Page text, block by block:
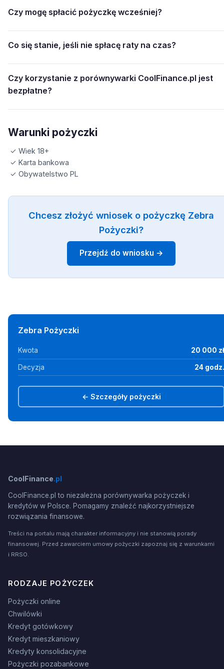
Czy mogę spłacić pożyczkę wcześniej?
Co się stanie, jeśli nie spłacę raty na czas?
Czy korzystanie z porównywarki CoolFinance.pl jest
bezpłatne?
Warunki pożyczki
✓ Wiek 18+
✓ Karta bankowa
✓ Obywatelstwo PL
Chcesz złożyć wniosek o pożyczkę Zebra
Pożyczki?
Przejdź do wniosku →
Zebra Pożyczki
Kwota 20 000 zł
Decyzja 24 godz.
← Szczegóły pożyczki
CoolFinance.pl
CoolFinance.pl to niezależna porównywarka pożyczek i
kredytów w Polsce. Pomagamy znaleźć najkorzystniejsze
rozwiązania finansowe.
Treści na portalu mają charakter informacyjny i nie stanowią porady
finansowej. Przed zawarciem umowy pożyczki zapoznaj się z warunkami
i RRSO.
RODZAJE POŻYCZEK
Pożyczki online
Chwilówki
Kredyt gotówkowy
Kredyt mieszkaniowy
Kredyty konsolidacyjne
Pożyczki pozabankowe